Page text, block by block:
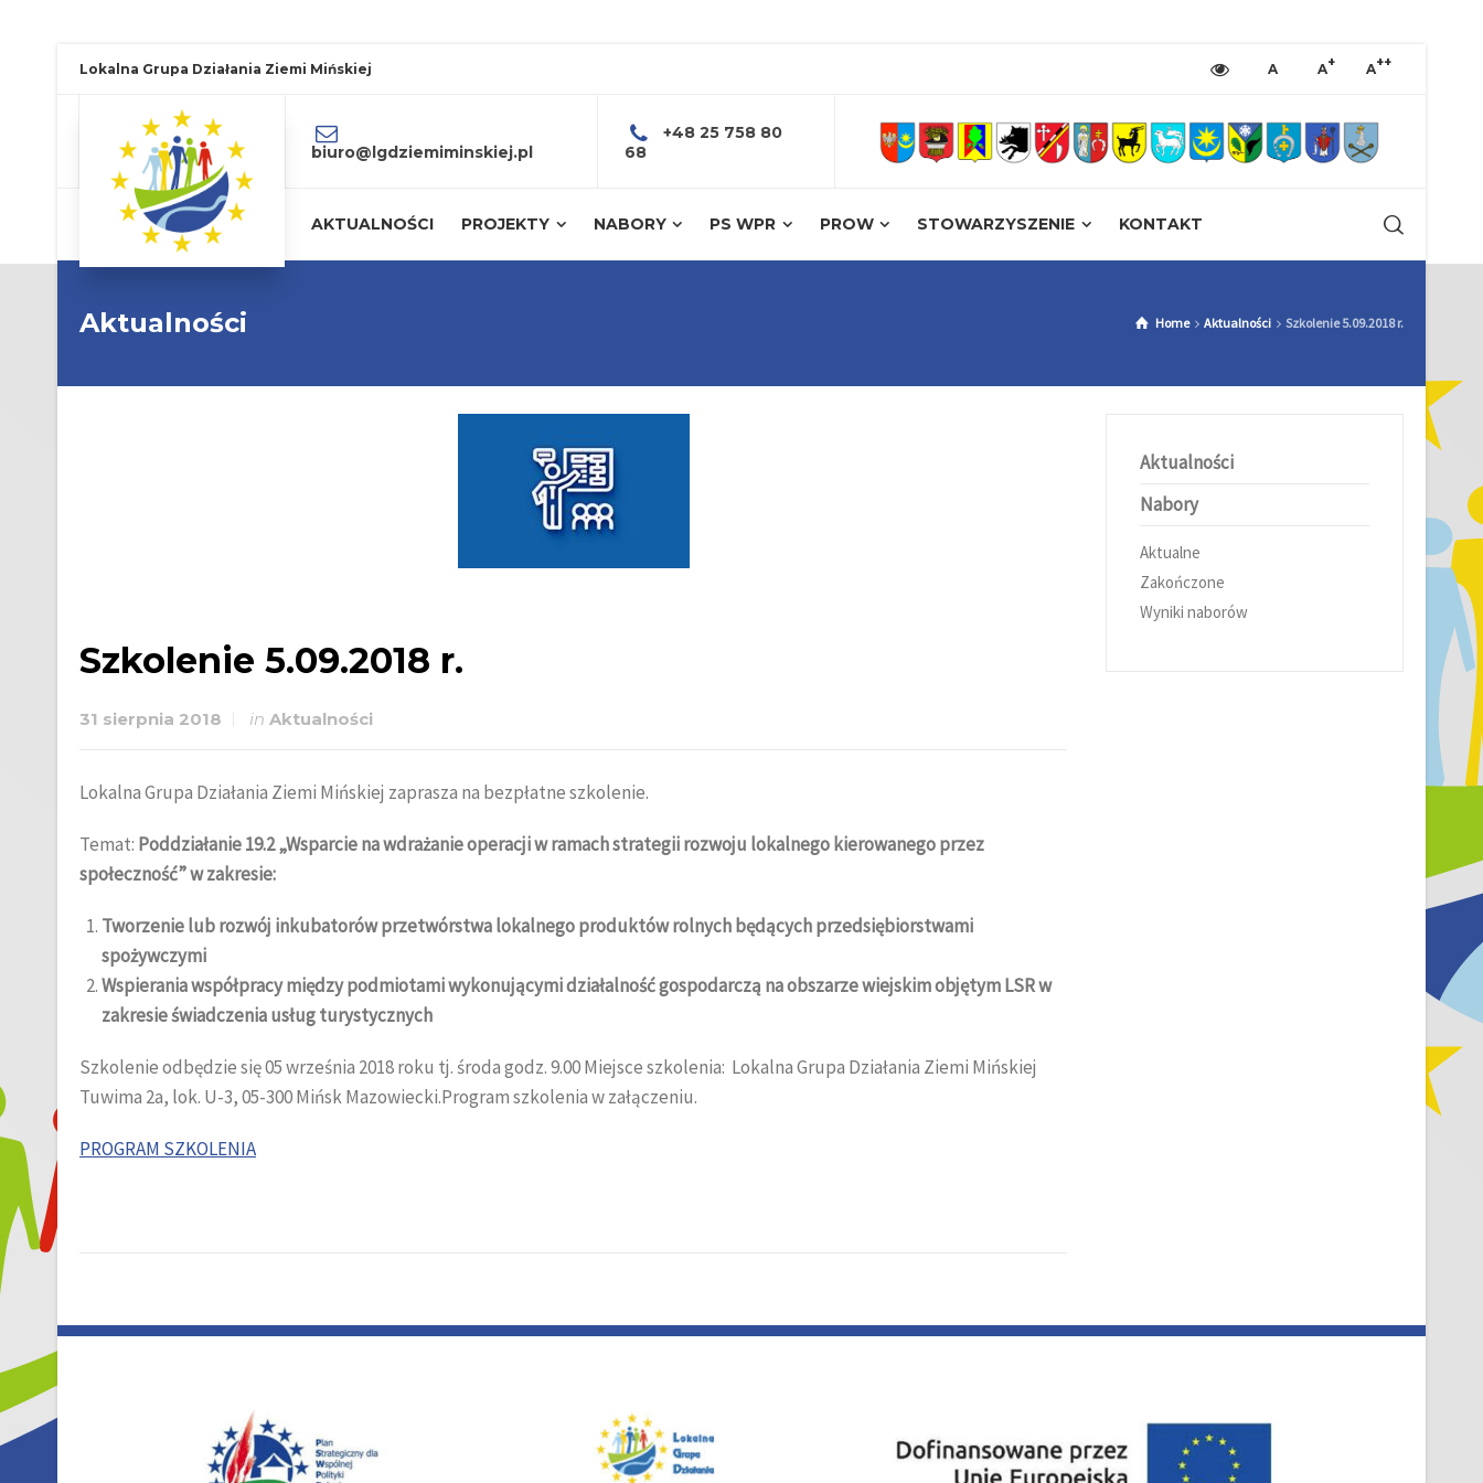
Lokalna Grupa Działania Ziemi Mińskiej A A+ A++
biuro@lgdziemiminskiej.pl
+48 25 758 80
68
AKTUALNOŚCI PROJEKTY NABORY PS WPR PROW STOWARZYSZENIE KONTAKT
Aktualności Home Aktualności Szkolenie 5.09.2018 r.
Szkolenie 5.09.2018 r.
31 sierpnia 2018 in Aktualności
Lokalna Grupa Działania Ziemi Mińskiej zaprasza na bezpłatne szkolenie.
Temat: Poddziałanie 19.2 „Wsparcie na wdrażanie operacji w ramach strategii rozwoju lokalnego kierowanego przez
społeczność” w zakresie:
Tworzenie lub rozwój inkubatorów przetwórstwa lokalnego produktów rolnych będących przedsiębiorstwami
spożywczymi
Wspierania współpracy między podmiotami wykonującymi działalność gospodarczą na obszarze wiejskim objętym LSR w
zakresie świadczenia usług turystycznych
Szkolenie odbędzie się 05 września 2018 roku tj. środa godz. 9.00 Miejsce szkolenia: Lokalna Grupa Działania Ziemi Mińskiej
Tuwima 2a, lok. U-3, 05-300 Mińsk Mazowiecki.Program szkolenia w załączeniu.
PROGRAM SZKOLENIA
Aktualności
Nabory
Aktualne
Zakończone
Wyniki naborów